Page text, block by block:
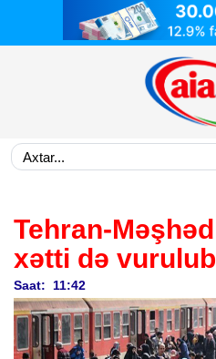
Tehran-
xətti də vurulub
Saat: 11:42